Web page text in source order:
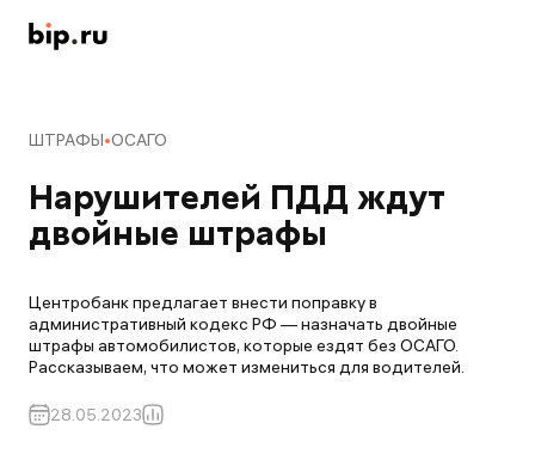
ШТРАФЫ ОСАГО
Нарушителей ПДД ждут
двойные штрафы
Центробанк предлагает внести поправку в
административный кодекс РФ — назначать двойные
штрафы автомобилистов, которые ездят без ОСАГО.
Рассказываем, что может измениться для водителей.
28.05.2023